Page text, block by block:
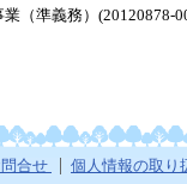
（準義務）(20120878-
合せ 個人情報の取り